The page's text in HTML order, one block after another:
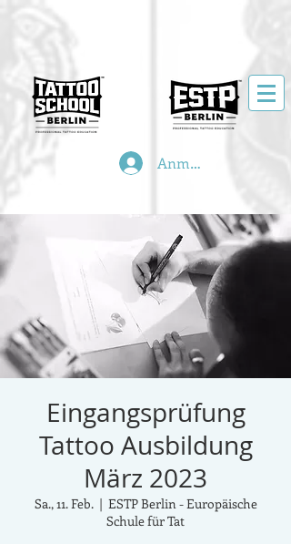
Anmelden
Eingangsprüfung
Tattoo Ausbildung
März 2023
Sa., 11. Feb.
  |
ESTP Berlin - Europäische
Schule für Tat